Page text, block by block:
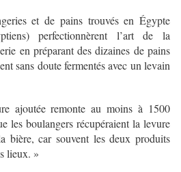
et de pains trouvés en Égypte
perfectionnèrent l’art de la
en préparant des dizaines de pains
sans doute fermentés avec un levain
ajoutée remonte au moins à 1500
les boulangers récupéraient la levure
bière, car souvent les deux produits
lieux. »